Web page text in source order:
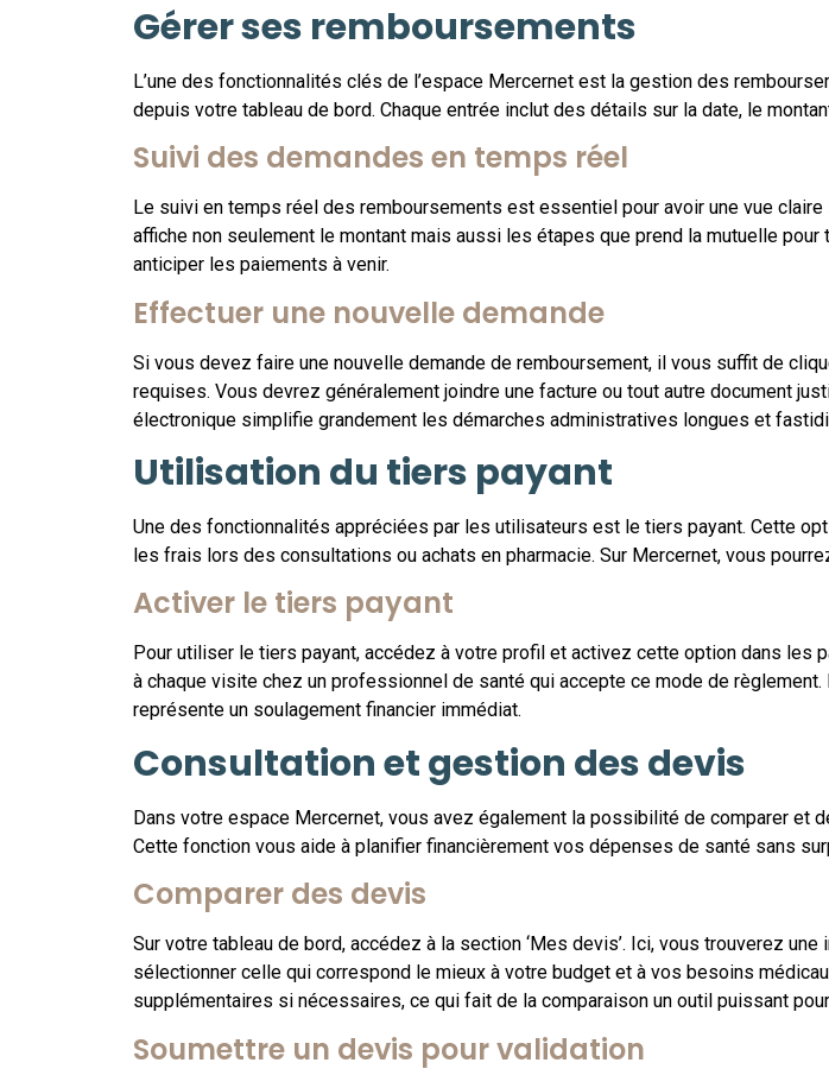
Gérer ses remboursements
L’une des fonctionnalités clés de l’espace Mercernet est la gestion des
depuis votre tableau de bord. Chaque entrée inclut des détails sur la date, le
Suivi des demandes en temps réel
Le suivi en temps réel des remboursements est essentiel pour avoir une vue
affiche non seulement le montant mais aussi les étapes que prend la mutuelle
anticiper les paiements à venir.
Effectuer une nouvelle demande
Si vous devez faire une nouvelle demande de remboursement, il vous suffit de
requises. Vous devrez généralement joindre une facture ou tout autre document
électronique simplifie grandement les démarches administratives longues et
Utilisation du tiers payant
Une des fonctionnalités appréciées par les utilisateurs est le tiers payant. Cette
les frais lors des consultations ou achats en pharmacie. Sur Mercernet, vous
Activer le tiers payant
Pour utiliser le tiers payant, accédez à votre profil et activez cette option dans
à chaque visite chez un professionnel de santé qui accepte ce mode de
représente un soulagement financier immédiat.
Consultation et gestion des devis
Dans votre espace Mercernet, vous avez également la possibilité de comparer et
Cette fonction vous aide à planifier financièrement vos dépenses de santé sans
Comparer des devis
Sur votre tableau de bord, accédez à la section ‘Mes devis’. Ici, vous trouverez
sélectionner celle qui correspond le mieux à votre budget et à vos besoins
supplémentaires si nécessaires, ce qui fait de la comparaison un outil puissant
Soumettre un devis pour validation